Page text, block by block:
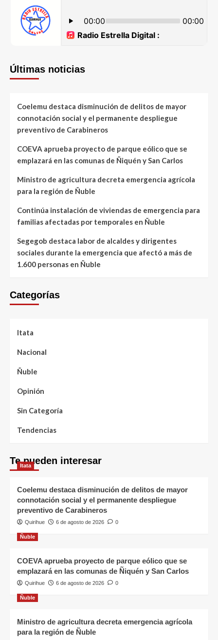
Últimas noticias
Coelemu destaca disminución de delitos de mayor
connotación social y el permanente despliegue
preventivo de Carabineros
COEVA aprueba proyecto de parque eólico que se
emplazará en las comunas de Ñiquén y San Carlos
Ministro de agricultura decreta emergencia agrícola
para la región de Ñuble
Continúa instalación de viviendas de emergencia para
familias afectadas por temporales en Ñuble
Segegob destaca labor de alcaldes y dirigentes
sociales durante la emergencia que afectó a más de
1.600 personas en Ñuble
Categorías
Itata
Nacional
Ñuble
Opinión
Sin Categoría
Tendencias
Te pueden interesar
Itata
Coelemu destaca disminución de delitos de mayor
connotación social y el permanente despliegue
preventivo de Carabineros
Quirihue 6 de agosto de 2026 0
Ñuble
COEVA aprueba proyecto de parque eólico que se
emplazará en las comunas de Ñiquén y San Carlos
Quirihue 6 de agosto de 2026 0
Ñuble
Ministro de agricultura decreta emergencia agrícola
para la región de Ñuble